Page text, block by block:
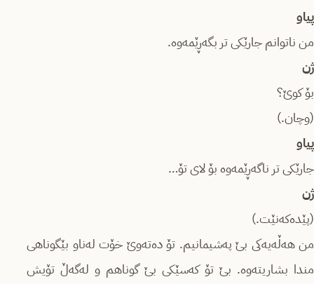
پیاو
من ناتوانم جارێكی تر بگەڕێمەوە.
ژن
بۆ کوێ؟
(وچان.)
پیاو
جارێکی تر ناگەڕێمەوە بۆ لای تۆ…
ژن
(پێدەکەنێت.)
من هەڵەیەکی بێ پەشیمانیم. تۆ دەتەوێ خۆت لەناو بێگوناهی
مندا بشاریتەوە. بێ تۆ کەسێکی بێ گوناهم و لەگەڵ تۆیش